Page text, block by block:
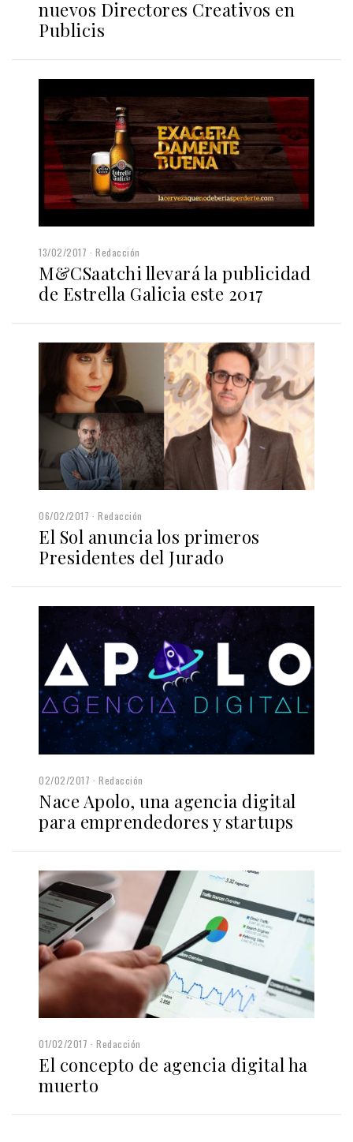
nuevos Directores Creativos en
Publicis
13/02/2017 Redacción
M&CSaatchi llevará la publicidad
de Estrella Galicia este 2017
06/02/2017 Redacción
El Sol anuncia los primeros
Presidentes del Jurado
02/02/2017 Redacción
Nace Apolo, una agencia digital
para emprendedores y startups
01/02/2017 Redacción
El concepto de agencia digital ha
muerto